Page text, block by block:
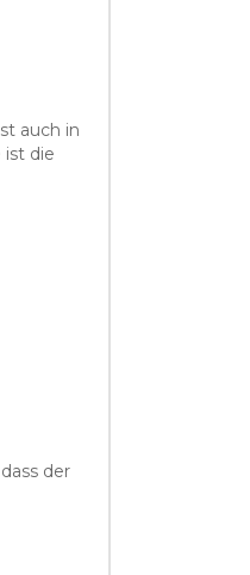
auch in
die
der